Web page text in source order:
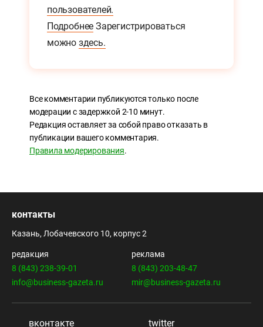
пользователей.
Подробнее Зарегистрироваться
можно здесь.
Все комментарии публикуются только после
модерации с задержкой 2-10 минут.
Редакция оставляет за собой право отказать в
публикации вашего комментария.
Правила модерирования.
контакты
Казань, Лобачевского 10, корпус 2
редакция
8 (843) 238-39-01
info@business-gazeta.ru
реклама
8 (843) 203-48-47
mir@business-gazeta.ru
вконтакте twitter